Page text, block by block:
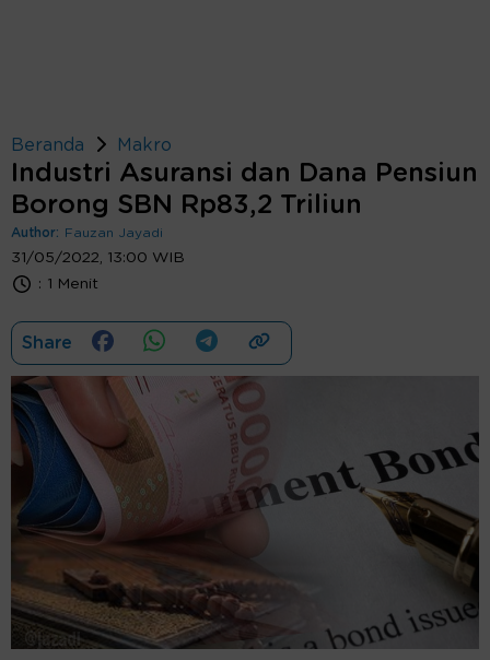
Beranda Makro
Industri Asuransi dan Dana Pensiun
Borong SBN Rp83,2 Triliun
Author: Fauzan Jayadi
31/05/2022, 13:00 WIB
: 1 Menit
Share